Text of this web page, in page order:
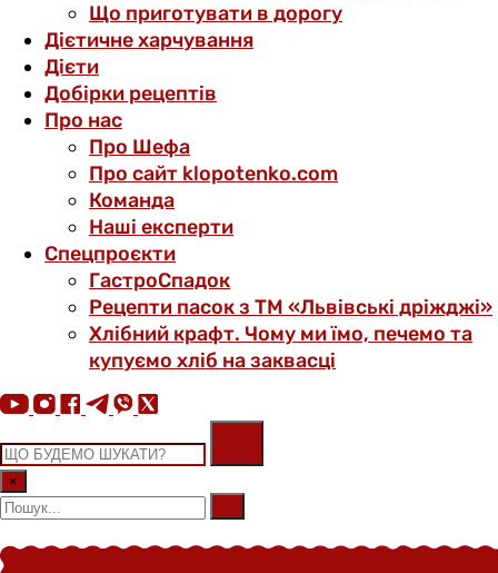
Що приготувати в дорогу
Дієтичне харчування
Дієти
Добірки рецептів
Про нас
Про Шефа
Про сайт klopotenko.com
Команда
Наші експерти
Спецпроєкти
ГастроСпадок
Рецепти пасок з ТМ «Львівські дріжджі»
Хлібний крафт. Чому ми їмо, печемо та
купуємо хліб на заквасці
×